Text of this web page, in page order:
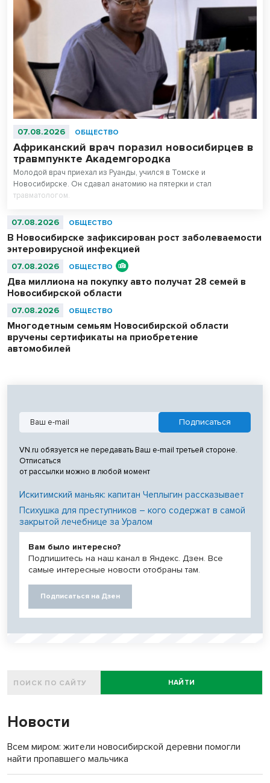
07.08.2026 ОБЩЕСТВО
Африканский врач поразил новосибирцев в
травмпункте Академгородка
Молодой врач приехал из Руанды, учился в Томске и
Новосибирске. Он сдавал анатомию на пятерки и стал
травматологом.
07.08.2026 ОБЩЕСТВО
В Новосибирске зафиксирован рост заболеваемости
энтеровирусной инфекцией
07.08.2026 ОБЩЕСТВО
Два миллиона на покупку авто получат 28 семей в
Новосибирской области
07.08.2026 ОБЩЕСТВО
Многодетным семьям Новосибирской области
вручены сертификаты на приобретение
автомобилей
VN.ru обязуется не передавать Ваш e-mail третьей стороне.
Отписаться
от рассылки можно в любой момент
Искитимский маньяк: капитан Чеплыгин рассказывает
Психушка для преступников – кого содержат в самой
закрытой лечебнице за Уралом
Вам было интересно?
Подпишитесь на наш канал в Яндекс. Дзен. Все
самые интересные новости отобраны там.
Подписаться на Дзен
НАЙТИ
Новости
Всем миром: жители новосибирской деревни помогли
найти пропавшего мальчика